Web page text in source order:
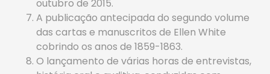
outubro de 2015.
A publicação antecipada do segundo volume
das cartas e manuscritos de Ellen White
cobrindo os anos de 1859-1863.
O lançamento de várias horas de entrevistas,